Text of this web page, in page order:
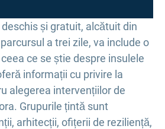
și gratuit, alcătuit din
a trei zile, va include o
ce se știe despre insulele
informații cu privire la
alegerea intervențiilor de
Grupurile țintă sunt
arhitecții, ofițerii de reziliență,